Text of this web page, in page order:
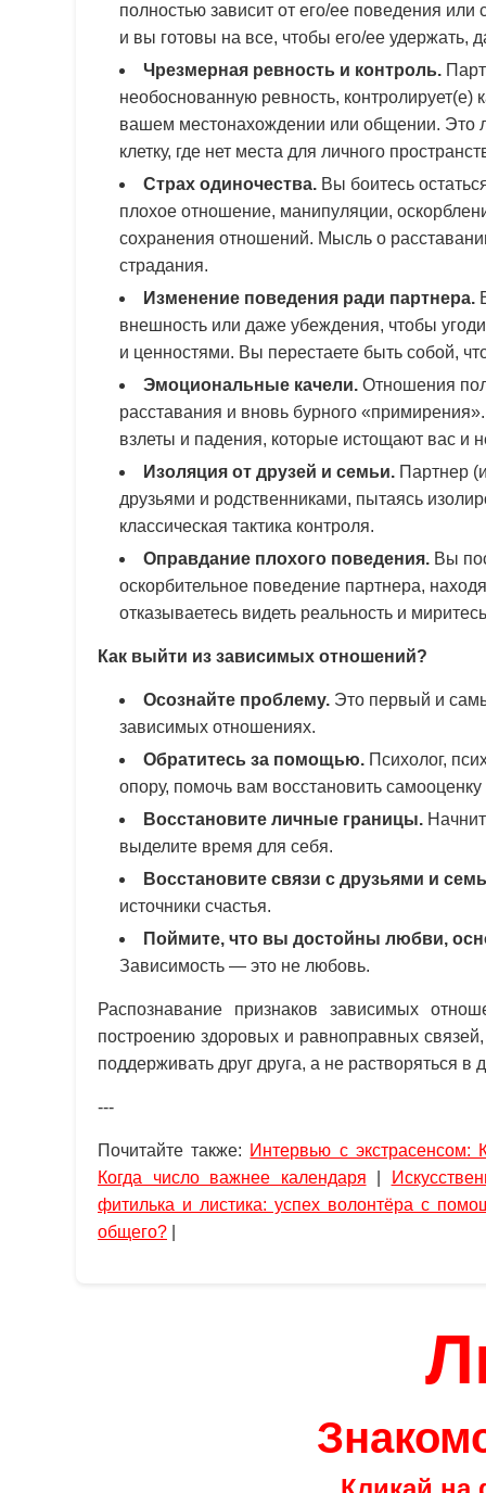
полностью зависит от его/ее поведения
и вы готовы на все, чтобы его/ее удержать,
Чрезмерная ревность и контроль.
необоснованную ревность, контролирует(е)
вашем местонахождении или общении. Это
клетку, где нет места для личного
Страх одиночества. Вы боитесь
плохое отношение, манипуляции,
сохранения отношений. Мысль о
страдания.
Изменение поведения ради партнера.
внешность или даже убеждения, чтобы
и ценностями. Вы перестаете быть собой,
Эмоциональные качели. Отношения
расставания и вновь бурного
взлеты и падения, которые истощают вас и
Изоляция от друзей и семьи. Партнер
друзьями и родственниками, пытаясь
классическая тактика контроля.
Оправдание плохого поведения. Вы
оскорбительное поведение партнера,
отказываетесь видеть реальность и
Как выйти из зависимых отношений?
Осознайте проблему. Это первый и
зависимых отношениях.
Обратитесь за помощью. Психолог,
опору, помочь вам восстановить
Восстановите личные границы.
выделите время для себя.
Восстановите связи с друзьями и
источники счастья.
Поймите, что вы достойны любви,
Зависимость — это не любовь.
Распознавание признаков зависимых
построению здоровых и равноправных
поддерживать друг друга, а не растворяться в
---
Почитайте также: Интервью с
Когда число важнее календаря
фитилька и листика: успех волонтёра с
общего?